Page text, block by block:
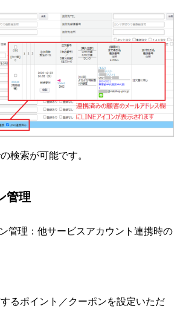
検索が可能です。
管理
管理：他サービスアカウント連携時の
るポイント／クーポンを設定いただ